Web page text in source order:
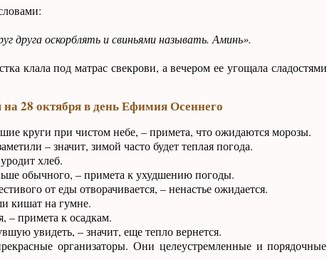
друга оскорблять и свиньями называть. Аминь».
клала под матрас свекрови, а вечером ее угощала сладостями
28 октября в день Ефимия Осеннего
круги при чистом небе, – примета, что ожидаются морозы.
– значит, зимой часто будет теплая погода.
хлеб.
обычного, – примета к ухудшению погоды.
от еды отворачивается, – ненастье ожидается.
кишат на гумне.
– примета к осадкам.
увидеть, – значит, еще тепло вернется.
организаторы. Они целеустремленные и порядочные